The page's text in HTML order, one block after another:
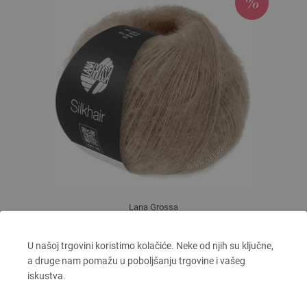
U našoj trgovini koristimo kolačiće. Neke od njih su ključne,
a druge nam pomažu u poboljšanju trgovine i vašeg
iskustva.
Lana Grossa
70 % Mohair, 30 % Svila
Dužina: otprilike 210 m / 25 g
Većina igle: 4,5 - 5